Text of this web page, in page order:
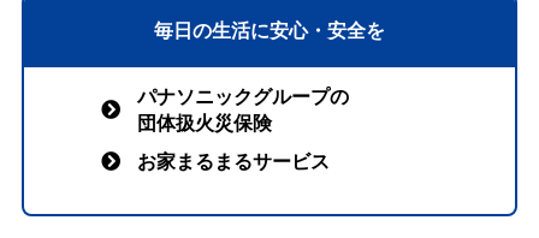
毎日の生活に安心・安全を
パナソニックグループの
団体扱火災保険
お家まるまるサービス